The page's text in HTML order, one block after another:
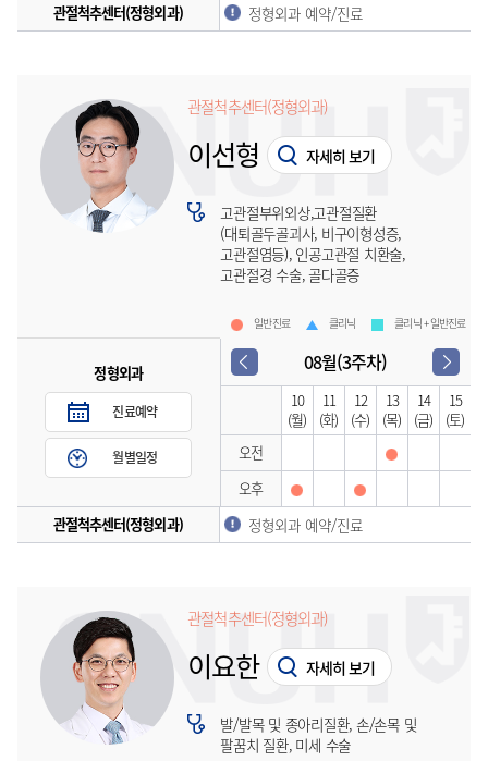
관절척추센터(정형외과) 정형외과 예약/진료
관절척추센터(정형외과)
이선형 자세히 보기
고관절부위외상,고관절질환
(대퇴골두골괴사, 비구이형성증,
고관절염등), 인공고관절 치환술,
고관절경 수술, 골다골증
일반진료 클리닉 클리닉 + 일반진료
정형외과
진료예약
월별일정
08월(3주차)
10
(월)
11
(화)
12
(수)
13
(목)
14
(금)
15
(토)
오전
오후
관절척추센터(정형외과)
정형외과 예약/진료
관절척추센터(정형외과)
이요한 자세히 보기
발/발목 및 종아리질환, 손/손목 및
팔꿈치 질환, 미세 수술